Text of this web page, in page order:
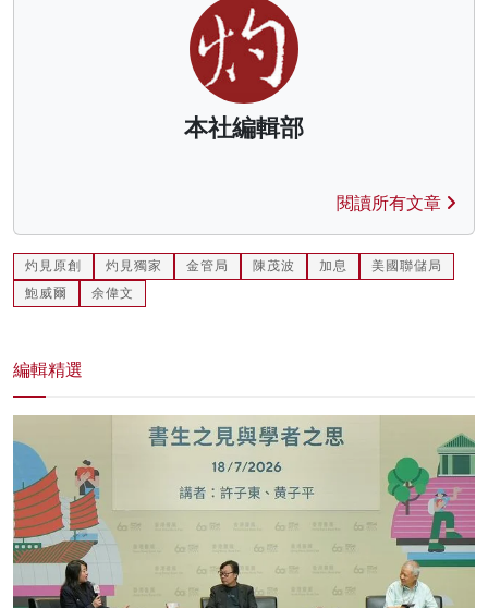
本社編輯部
閱讀所有文章
灼見原創 灼見獨家 金管局 陳茂波 加息
美國聯儲局
鮑威爾
余偉文
編輯精選